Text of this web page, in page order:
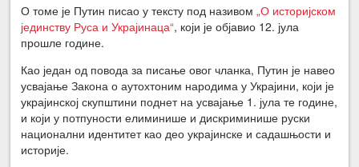
О томе је Путин писао у тексту под називом„О историјском
јединству Руса и Украјинаца“, који је објавио 12. јула
прошле године.
Као један од повода за писање овог чланка, Путин је навео
усвајање Закона о аутохтоним народима у Украјини, који је
украјинској скупштини поднет на усвајање 1. јула те године,
и који у потпуности елиминише и дискриминише руски
национални идентитет као део украјинске и садашњости и
историје.